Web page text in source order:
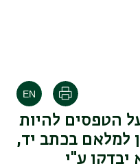
הדפסה
הטפסים להיות
למלאם בכתב יד,
ע"י